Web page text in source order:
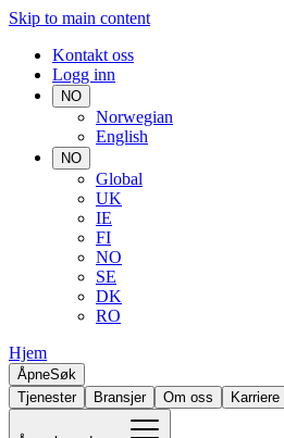
Skip to main content
Kontakt oss
Logg inn
NO
Norwegian
English
NO
Global
UK
IE
FI
NO
SE
DK
RO
Hjem
ÅpneSøk
Tjenester
Bransjer Om oss Karriere